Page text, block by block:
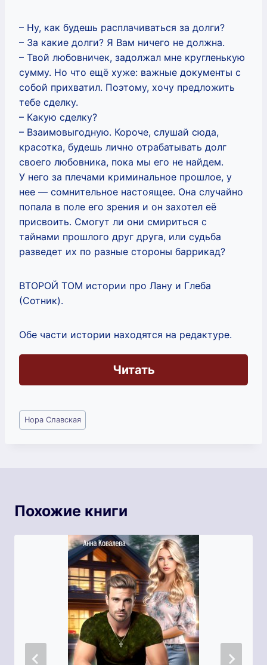
– Ну, как будешь расплачиваться за долги?
– За какие долги? Я Вам ничего не должна.
– Твой любовничек, задолжал мне кругленькую
сумму. Но что ещё хуже: важные документы с
собой прихватил. Поэтому, хочу предложить
тебе сделку.
– Какую сделку?
– Взаимовыгодную. Короче, слушай сюда,
красотка, будешь лично отрабатывать долг
своего любовника, пока мы его не найдем.
У него за плечами криминальное прошлое, у
нее — сомнительное настоящее. Она случайно
попала в поле его зрения и он захотел её
присвоить. Смогут ли они смириться с
тайнами прошлого друг друга, или судьба
разведет их по разные стороны баррикад?
ВТОРОЙ ТОМ истории про Лану и Глеба
(Сотник).
Обе части истории находятся на редактуре.
Читать
Метки
записи:
Нора Славская
Похожие книги